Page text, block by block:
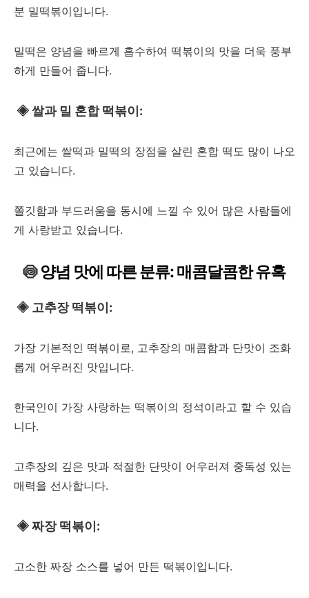
분 밀떡볶이입니다.
밀떡은 양념을 빠르게 흡수하여 떡볶이의 맛을 더욱 풍부
하게 만들어 줍니다.
◈쌀과 밀 혼합 떡볶이:
최근에는 쌀떡과 밀떡의 장점을 살린 혼합 떡도 많이 나오
고 있습니다.
쫄깃함과 부드러움을 동시에 느낄 수 있어 많은 사람들에
게 사랑받고 있습니다.
🍥양념 맛에 따른 분류: 매콤달콤한 유혹
◈ 고추장 떡볶이:
가장 기본적인 떡볶이로, 고추장의 매콤함과 단맛이 조화
롭게 어우러진 맛입니다.
한국인이 가장 사랑하는 떡볶이의 정석이라고 할 수 있습
니다.
고추장의 깊은 맛과 적절한 단맛이 어우러져 중독성 있는
매력을 선사합니다.
◈짜장 떡볶이:
고소한 짜장 소스를 넣어 만든 떡볶이입니다.